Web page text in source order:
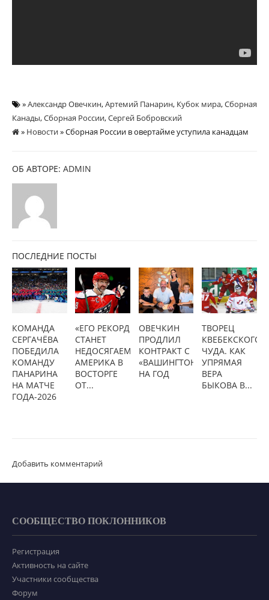
»Александр Овечкин,Артемий Панарин, Кубок мира,Сборная
Канады,Сборная России,Сергей Бобровский
» Новости» Сборная России в овертайме уступила канадцам
ОБ АВТОРЕ: ADMIN
ПОСЛЕДНИЕ ПОСТЫ
КОМАНДА
СЕРГАЧЁВА
ПОБЕДИЛА
КОМАНДУ
ПАНАРИНА
НА МАТЧЕ
ГОДА-2026
«ЕГО РЕКОРД
СТАНЕТ
НЕДОСЯГАЕМЫМ»:
АМЕРИКА В
ВОСТОРГЕ
ОТ...
ОВЕЧКИН
ПРОДЛИЛ
КОНТРАКТ С
«ВАШИНГТОНОМ»
НА ГОД
ТВОРЕЦ
КВЕБЕКСКОГО
ЧУДА. КАК
УПРЯМАЯ
ВЕРА
БЫКОВА В...
Добавить комментарий
СООБЩЕСТВО ПОКЛОННИКОВ
Регистрация
Активность на сайте
Участники сообщества
Форум